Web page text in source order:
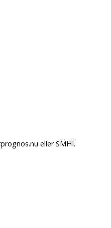
eller SMHI.